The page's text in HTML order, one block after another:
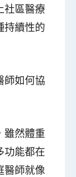
社區醫療
持續性的
師如何協
雖然體重
功能都在
醫師就像